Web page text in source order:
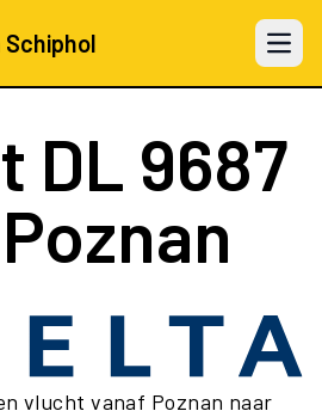
Open
DL 9687
vlucht vanaf Poznan naar